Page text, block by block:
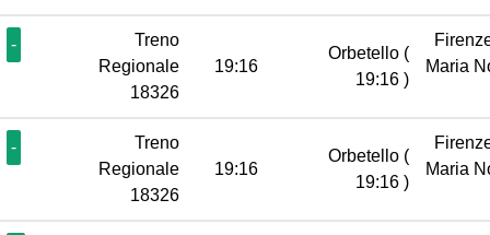
-
Treno
Regionale
18326
19:16
Orbetello (
19:16 )
Maria
-
Treno
Regionale
18326
19:16
Orbetello (
19:16 )
Maria